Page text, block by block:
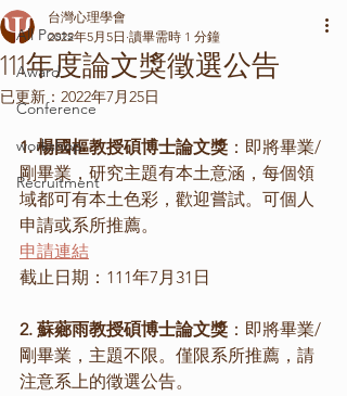
All Posts
Award
Conference
workshop
Recruitment
111年度論文獎徵選公告
台灣心理學會
2022年5月5日 讀畢需時 1 分鐘
已更新： 2022年7月25日
1. 楊國樞教授碩博士論文獎 ：即將畢業/
剛畢業，研究主題有本土意涵，每個領
域都可有本土色彩，歡迎嘗試。可個人
申請或系所推薦。
申請連結
截止日期：111年7月31日
2. 蘇薌雨教授碩博士論文獎 ：即將畢業/
剛畢業，主題不限。僅限系所推薦，請
注意系上的徵選公告。